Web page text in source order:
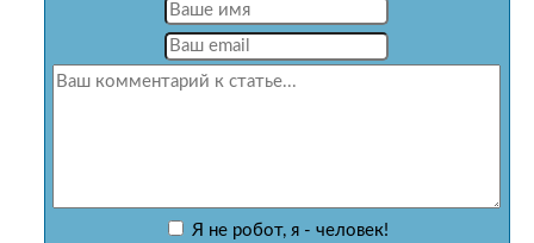
Я не робот, я - человек!